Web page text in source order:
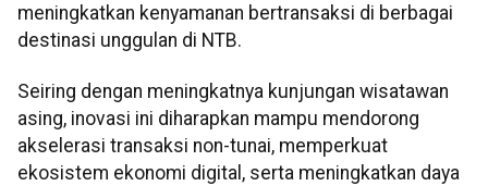
meningkatkan kenyamanan bertransaksi di berbagai
destinasi unggulan di NTB.
Seiring dengan meningkatnya kunjungan wisatawan
asing, inovasi ini diharapkan mampu mendorong
akselerasi transaksi non-tunai, memperkuat
ekosistem ekonomi digital, serta meningkatkan daya